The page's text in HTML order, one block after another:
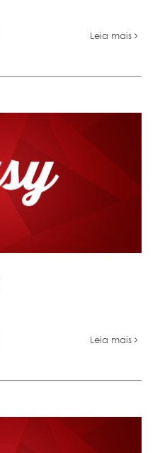
Leia mais
Leia mais